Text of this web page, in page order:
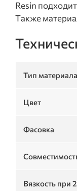
Resin
Также
Тип материала
Цвет
Фасовка
Вязкость при